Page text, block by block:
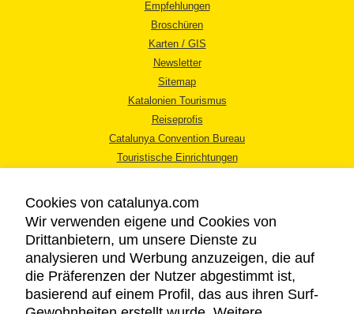
Empfehlungen
Broschüren
Karten / GIS
Newsletter
Sitemap
Katalonien Tourismus
Reiseprofis
Catalunya Convention Bureau
Touristische Einrichtungen
RECHTLICHER HINWEIS
DATENSCHUTZICHTLINIE
Cookies von catalunya.com
Wir verwenden eigene und Cookies von
Drittanbietern, um unsere Dienste zu
analysieren und Werbung anzuzeigen, die auf
die Präferenzen der Nutzer abgestimmt ist,
basierend auf einem Profil, das aus ihren Surf-